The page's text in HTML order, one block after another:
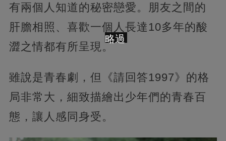
有兩個人知道的秘密戀愛。朋友之間的
肝膽相照、喜歡一個人長達10多年的酸
澀之情都有所呈現。
雖說是青春劇，但《請回答1997》的格
局非常大，細致描繪出少年們的青春百
態，讓人感同身受。
略過